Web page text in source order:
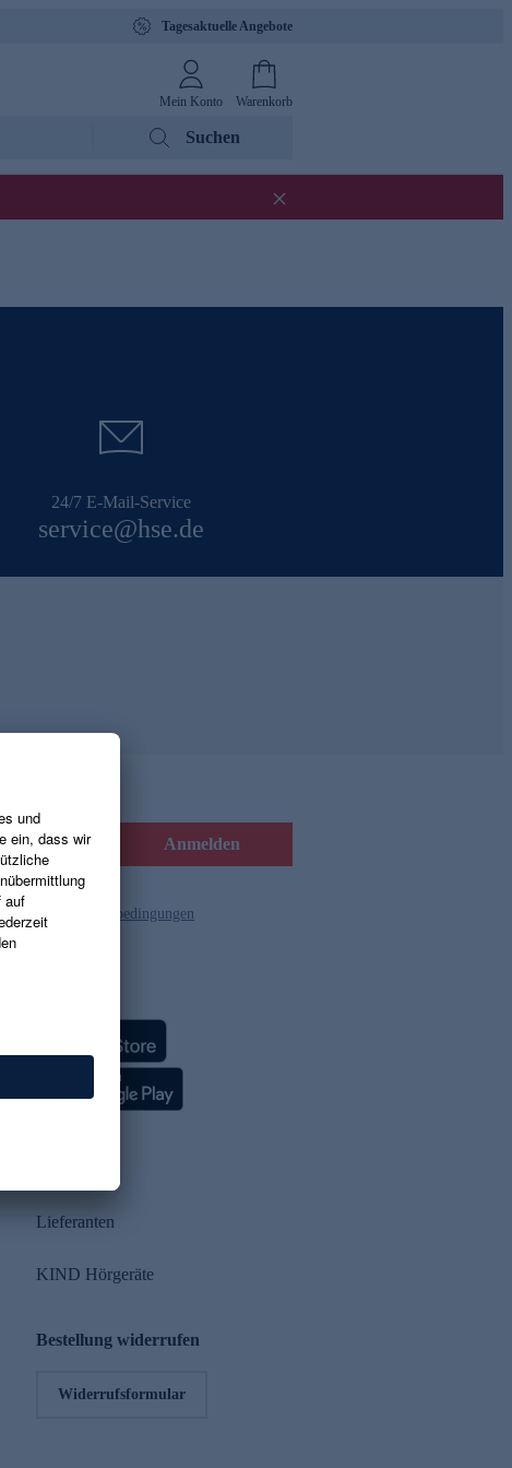
Tagesaktuelle Angebote
Mein Konto Warenkorb
Suchen
24/7 E-Mail-Service
service@hse.de
Anmelden
und die Gutscheinbedingungen
Lieferanten
KIND Hörgeräte
Bestellung widerrufen
Widerrufsformular